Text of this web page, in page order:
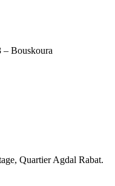
– Bouskoura
Quartier Agdal Rabat.